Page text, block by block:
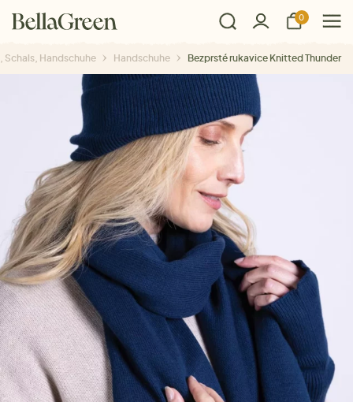
0
Schals, Handschuhe Handschuhe Bezprsté rukavice Knitted Thunder